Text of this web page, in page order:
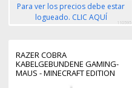
Para ver los precios debe estar
logueado. CLIC AQUÍ
110595
RAZER COBRA
KABELGEBUNDENE GAMING-
MAUS - MINECRAFT EDITION